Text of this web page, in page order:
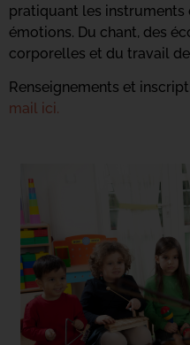
pratiquant les instruments
émotions. Du chant, des
corporelles et du travail
Renseignements et
mail ici.